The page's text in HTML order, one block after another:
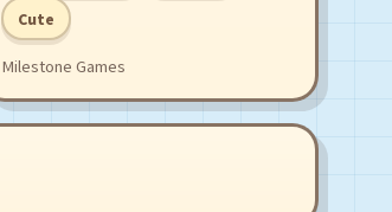
Cute
Milestone Games